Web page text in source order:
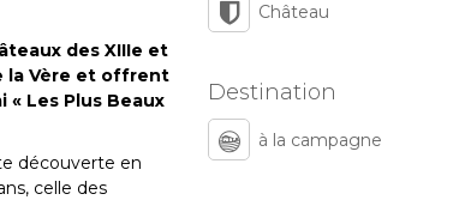
des XIIIe et
la Vère et offrent
Les Plus Beaux
découverte en
celle des
Château
Destination
à la campagne